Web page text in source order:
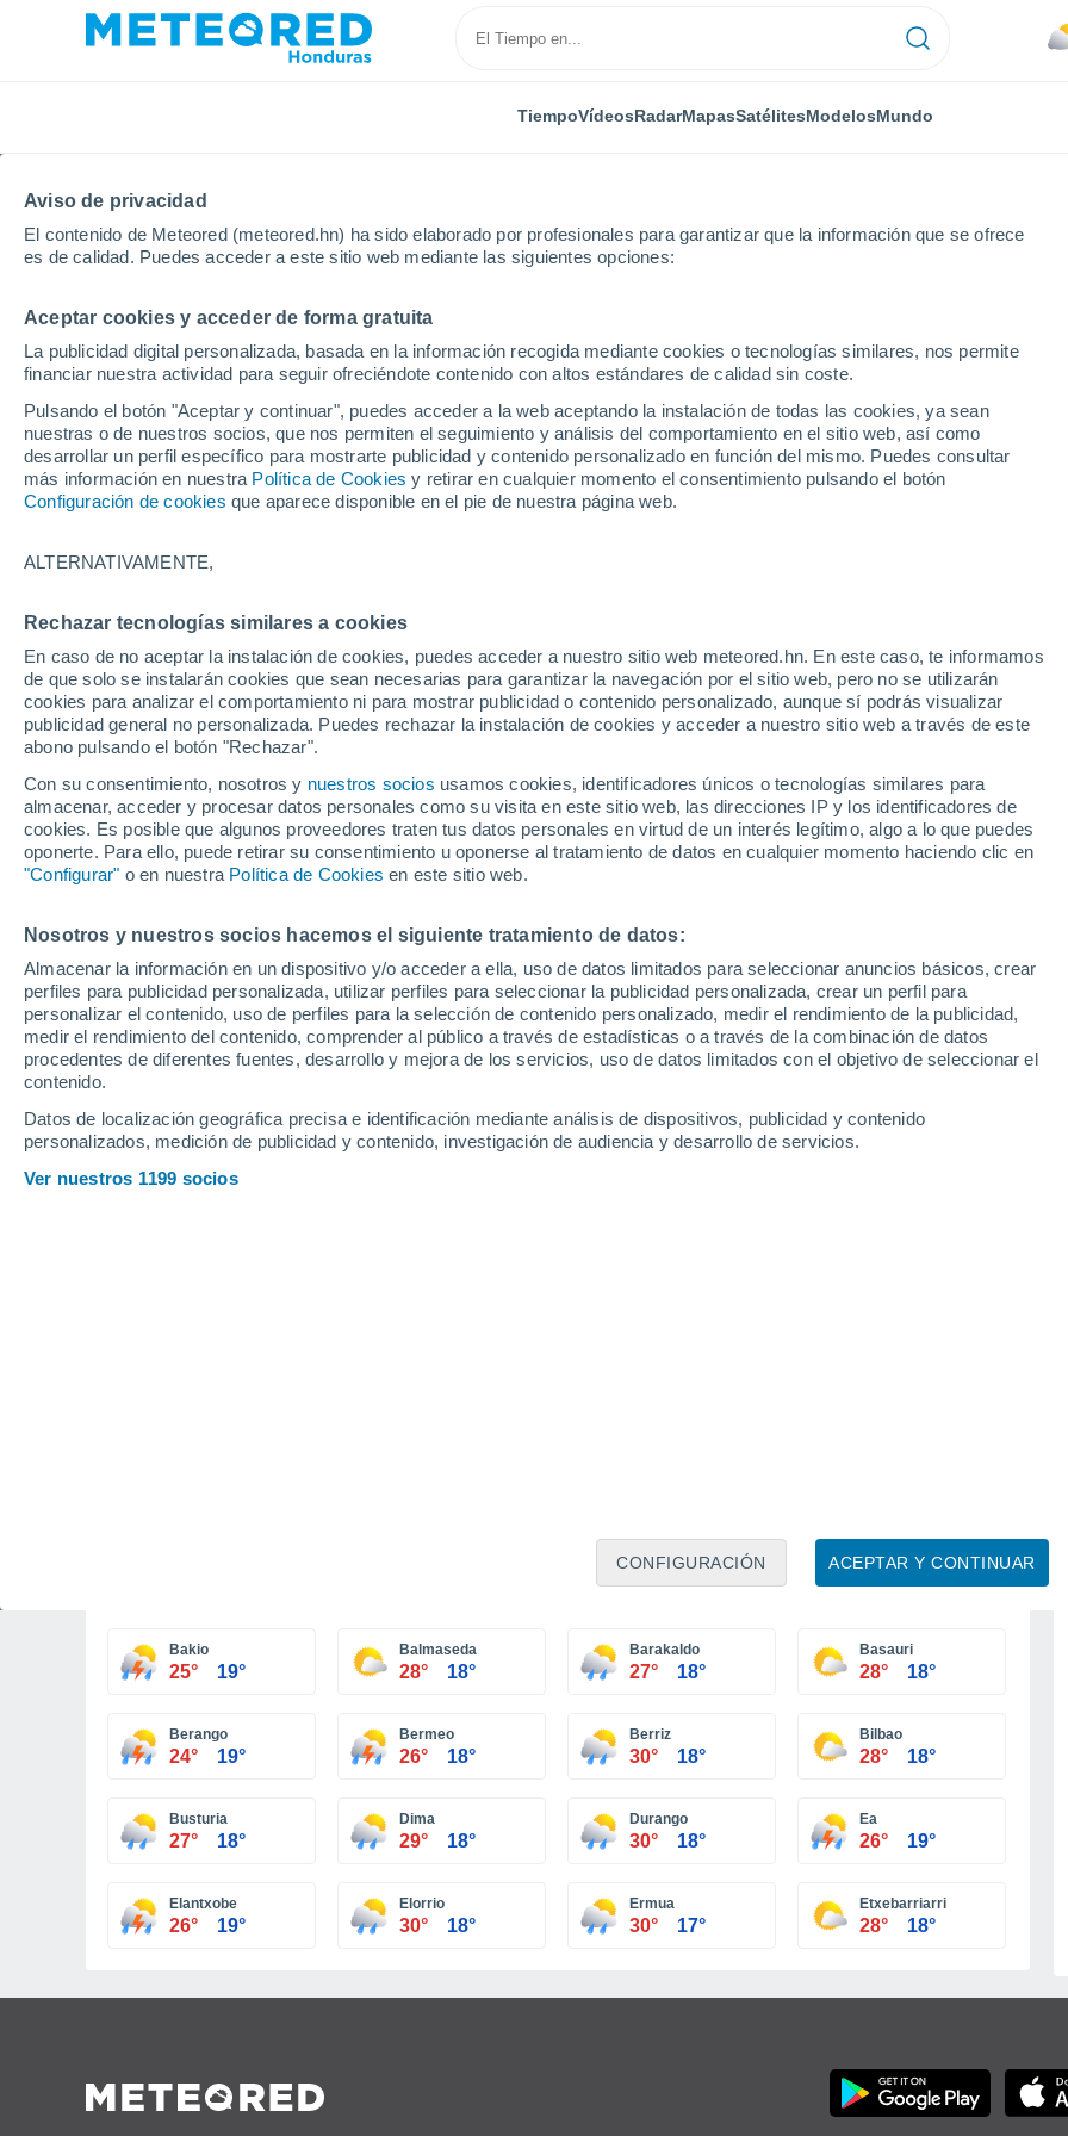
Aviso de privacidad
El contenido de Meteored (meteored.hn) ha sido elaborado por profesionales para garantizar que la información que se ofrece
es de calidad. Puedes acceder a este sitio web mediante las siguientes opciones:
Aceptar cookies y acceder de forma gratuita
La publicidad digital personalizada, basada en la información recogida mediante cookies o tecnologías similares, nos permite
financiar nuestra actividad para seguir ofreciéndote contenido con altos estándares de calidad sin coste.
Pulsando el botón "Aceptar y continuar", puedes acceder a la web aceptando la instalación de todas las cookies, ya sean
nuestras o de nuestros socios, que nos permiten el seguimiento y análisis del comportamiento en el sitio web, así como
desarrollar un perfil específico para mostrarte publicidad y contenido personalizado en función del mismo. Puedes consultar
más información en nuestra Política de Cookies y retirar en cualquier momento el consentimiento pulsando el botón
Configuración de cookies que aparece disponible en el pie de nuestra página web.
ALTERNATIVAMENTE,
Rechazar tecnologías similares a cookies
En caso de no aceptar la instalación de cookies, puedes acceder a nuestro sitio web meteored.hn. En este caso, te informamos
de que solo se instalarán cookies que sean necesarias para garantizar la navegación por el sitio web, pero no se utilizarán
cookies para analizar el comportamiento ni para mostrar publicidad o contenido personalizado, aunque sí podrás visualizar
publicidad general no personalizada. Puedes rechazar la instalación de cookies y acceder a nuestro sitio web a través de este
abono pulsando el botón "Rechazar".
Con su consentimiento, nosotros y nuestros socios usamos cookies, identificadores únicos o tecnologías similares para
almacenar, acceder y procesar datos personales como su visita en este sitio web, las direcciones IP y los identificadores de
cookies. Es posible que algunos proveedores traten tus datos personales en virtud de un interés legítimo, algo a lo que puedes
oponerte. Para ello, puede retirar su consentimiento u oponerse al tratamiento de datos en cualquier momento haciendo clic en
"Configurar" o en nuestra Política de Cookies en este sitio web.
Nosotros y nuestros socios hacemos el siguiente tratamiento de datos:
Almacenar la información en un dispositivo y/o acceder a ella, uso de datos limitados para seleccionar anuncios básicos, crear
perfiles para publicidad personalizada, utilizar perfiles para seleccionar la publicidad personalizada, crear un perfil para
personalizar el contenido, uso de perfiles para la selección de contenido personalizado, medir el rendimiento de la publicidad,
medir el rendimiento del contenido, comprender al público a través de estadísticas o a través de la combinación de datos
procedentes de diferentes fuentes, desarrollo y mejora de los servicios, uso de datos limitados con el objetivo de seleccionar el
contenido.
Datos de localización geográfica precisa e identificación mediante análisis de dispositivos, publicidad y contenido
personalizados, medición de publicidad y contenido, investigación de audiencia y desarrollo de servicios.
Ver nuestros 1199 socios
ACEPTAR Y CONTINUAR
CONFIGURACIÓN
TiempoVídeosRadarMapasSatélitesModelosMundo
Inicio España País Vasco Vizcaya
Tiempo en Vizcaya
Hoy, 9 agosto Todo el día Símbolo
Bermeo
Bilbao
26°
Carranza
Carrantza
Harana
30°
Sopuerta
26°
19°
19°
Urduña-
Orduña
Bakio
25° 19°
Balmaseda
28° 18°
Barakaldo
27° 18°
Basauri
28° 18°
Berango
24° 19°
Bermeo
26° 18°
Berriz
30° 18°
Bilbao
28° 18°
Busturia
27° 18°
Dima
29° 18°
Durango
30° 18°
Ea
26° 19°
Elantxobe
26° 19°
Elorrio
30° 18°
Ermua
30° 17°
Etxebarriarri
28° 18°